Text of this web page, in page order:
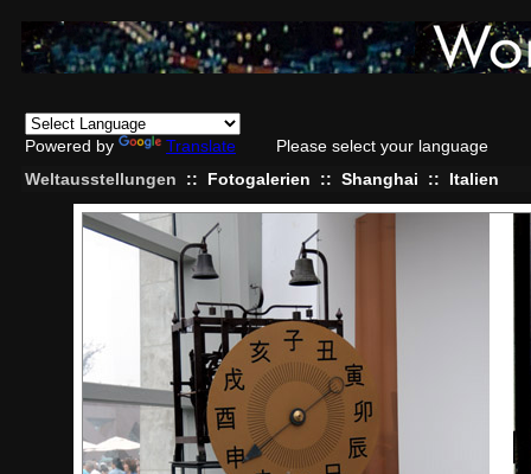
Powered by Translate
Please select your language
Weltausstellungen
:: Fotogalerien :: Shanghai :: Italien